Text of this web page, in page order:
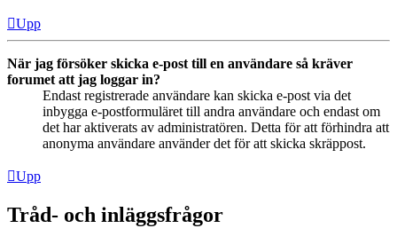
Upp
När jag försöker skicka e-post till en användare så kräver
forumet att jag loggar in?
Endast registrerade användare kan skicka e-post via det
inbygga e-postformuläret till andra användare och endast om
det har aktiverats av administratören. Detta för att förhindra att
anonyma användare använder det för att skicka skräppost.
Upp
Tråd- och inläggsfrågor